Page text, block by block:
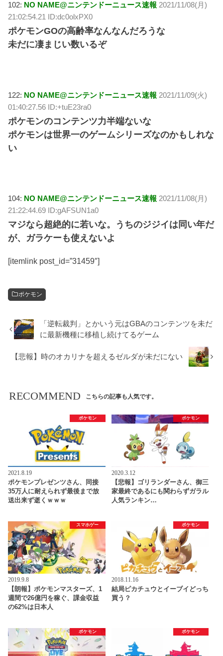
102: NO NAME@ニンテンドーニュース速報 2021/11/08(月)
21:02:54.21 ID:dc0olxPX0
ポケモンGOの高齢率なんなんだろうな
未だに凄まじい数いるぞ
122: NO NAME@ニンテンドーニュース速報 2021/11/09(火)
01:40:27.56 ID:+tuE23ra0
ポケモンのコンテンツ力半端ないな
ポケモンは世界一のゲームシリーズなのかもしれな
い
104: NO NAME@ニンテンドーニュース速報 2021/11/08(月)
21:22:44.69 ID:gAFSUN1a0
マジなら超絶的に若いな。うちのジジイは同い年だ
が、ガラケーも使えないよ
[itemlink post_id=”31459″]
ポケモン
「逆転裁判」とかいう元はGBAのコンテンツを未だ
に最新機種に移植し続けてるゲーム
【悲報】時のオカリナを超えるゼルダが未だにない
RECOMMEND こちらの記事も人気です。
ポケモン
2021.8.19
ポケモンプレゼンツさん、同接
35万人に耐えられず最後まで放
送出来ず逝くｗｗｗ
ポケモン
2020.3.12
【悲報】ゴリランダーさん、御三
家最終であるにも関わらずガラル
人気ランキン…
スマホゲー
2019.9.8
【朗報】ポケモンマスターズ、1
週間で26億円を稼ぐ、課金収益
の62%は日本人
ポケモン
2018.11.16
結局ピカチュウとイーブイどっち
買う？
ポケモン ポケモン